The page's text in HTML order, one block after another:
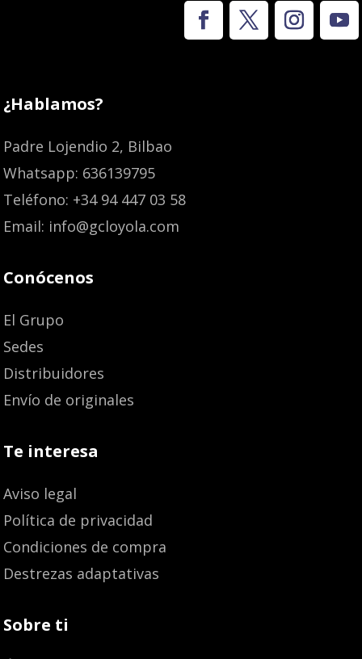
¿Hablamos?
Padre Lojendio 2, Bilbao
Whatsapp: 636139795
Teléfono: +34 94 447 03 58
Email: info@gcloyola.com
Conócenos
El Grupo
Sedes
Distribuidores
Envío de originales
Te interesa
Aviso legal
Política de privacidad
Condiciones de compra
Destrezas adaptativas
Sobre ti